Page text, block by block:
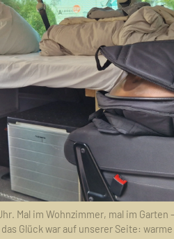
Mal im Wohnzimmer, mal im
Glück war auf unserer Seite: